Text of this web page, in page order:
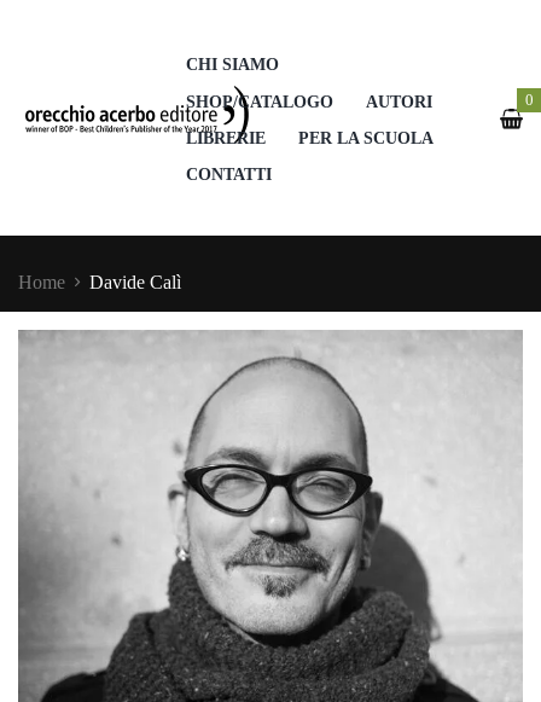
CHI SIAMO
SHOP/CATALOGO
AUTORI
LIBRERIE
PER LA SCUOLA
CONTATTI
0
Home Davide Calì